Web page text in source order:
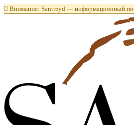
 Внимание: Santreyd — информационный